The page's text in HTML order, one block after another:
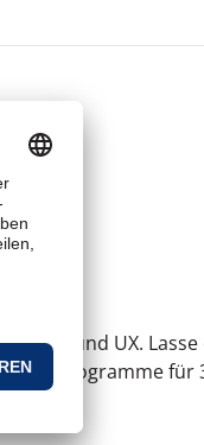
Web und UX.
Programme für